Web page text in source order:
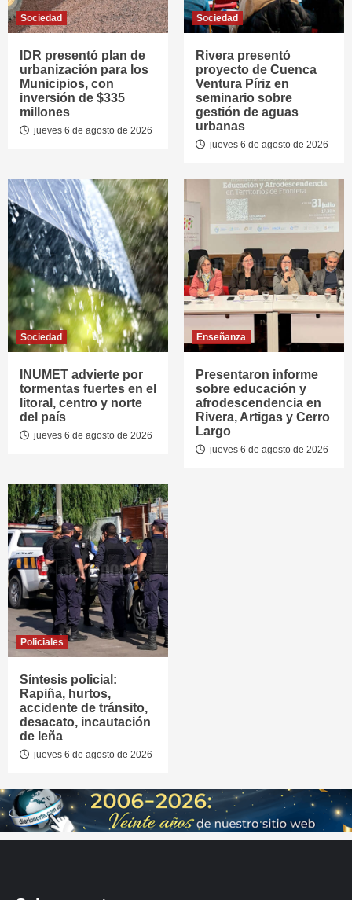
Sociedad
IDR presentó plan de
urbanización para los
Municipios, con
inversión de $335
millones
jueves 6 de agosto de 2026
Sociedad
Rivera presentó
proyecto de Cuenca
Ventura Píriz en
seminario sobre
gestión de aguas
urbanas
jueves 6 de agosto de 2026
Sociedad
INUMET advierte por
tormentas fuertes en el
litoral, centro y norte
del país
jueves 6 de agosto de 2026
Enseñanza
Presentaron informe
sobre educación y
afrodescendencia en
Rivera, Artigas y Cerro
Largo
jueves 6 de agosto de 2026
Policiales
Síntesis policial:
Rapiña, hurtos,
accidente de tránsito,
desacato, incautación
de leña
jueves 6 de agosto de 2026